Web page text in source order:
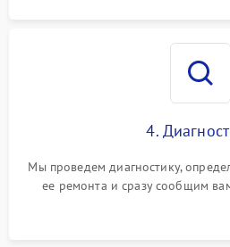
4.
Мы проведем диагностику,
ее ремонта и сразу сообщим